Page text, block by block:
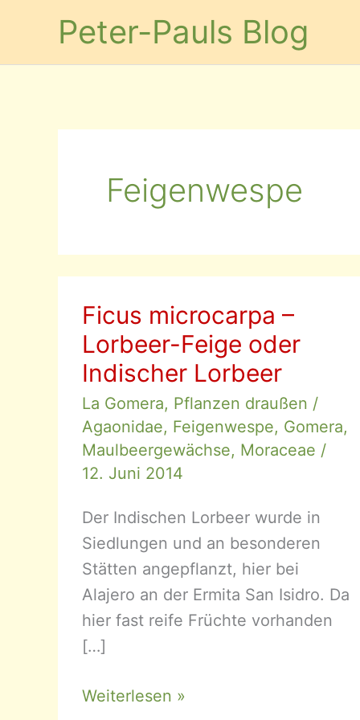
springen
Peter-Pauls Blog
Feigenwespe
Ficus microcarpa –
Lorbeer-Feige oder
Indischer Lorbeer
La Gomera, Pflanzen draußen /
Agaonidae, Feigenwespe, Gomera,
Maulbeergewächse, Moraceae /
12. Juni 2014
Der Indischen Lorbeer wurde in
Siedlungen und an besonderen
Stätten angepflanzt, hier bei
Alajero an der Ermita San Isidro. Da
hier fast reife Früchte vorhanden
[…]
Ficus
Weiterlesen »